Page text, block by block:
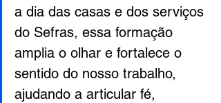
a dia das casas e dos serviços
do Sefras, essa formação
amplia o olhar e fortalece o
sentido do nosso trabalho,
ajudando a articular fé,